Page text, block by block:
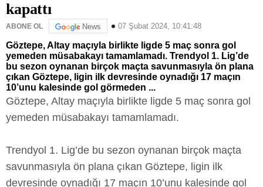
kapattı
ABONE OL News 07 Şubat 2024, 10:41:48
Göztepe, Altay maçıyla birlikte ligde 5 maç sonra gol
yemeden müsabakayı tamamlamadı. Trendyol 1. Lig’de
bu sezon oynanan birçok maçta savunmasıyla ön plana
çıkan Göztepe, ligin ilk devresinde oynadığı 17 maçın
10’unu kalesinde gol görmeden ...
Göztepe, Altay maçıyla birlikte ligde 5 maç sonra gol
yemeden müsabakayı tamamlamadı.
Trendyol 1. Lig’de bu sezon oynanan birçok maçta
savunmasıyla ön plana çıkan Göztepe, ligin ilk
devresinde oynadığı 17 maçın 10’unu kalesinde gol